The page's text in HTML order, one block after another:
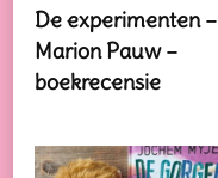
De experimenten –
Marion Pauw –
boekrecensie